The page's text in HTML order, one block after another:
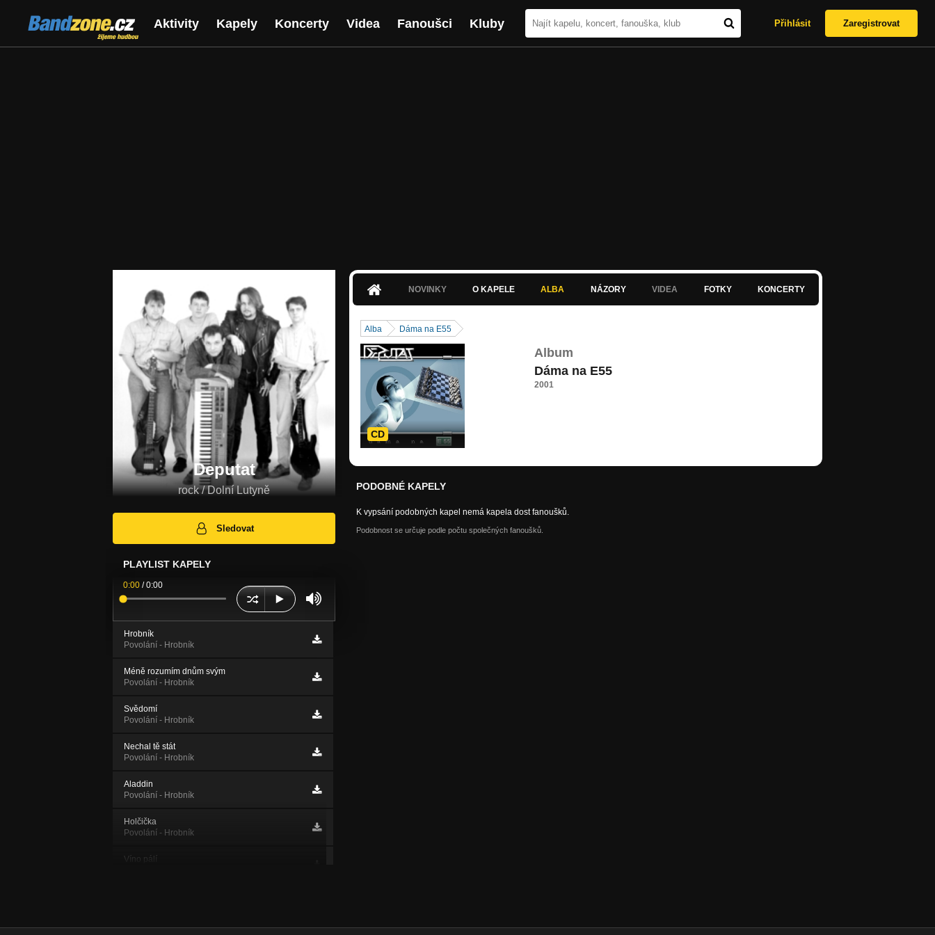
Bandzone.cz
žijeme hudbou
Aktivity Kapely Koncerty Videa Fanoušci Kluby Přihlásit Zaregistrovat
Deputat
rock / Dolní Lutyně
Sledovat
PLAYLIST KAPELY
0:00 /0:00
Hrobník
Povolání - Hrobník
Méně rozumím dnům svým
Povolání - Hrobník
Svědomí
Povolání - Hrobník
Nechal tě stát
Povolání - Hrobník
Aladdin
Povolání - Hrobník
Holčička
Povolání - Hrobník
Víno pálí
NOVINKY O KAPELE ALBA NÁZORY VIDEA FOTKY KONCERTY
Alba Dáma na E55
CD
Album
Dáma na E55
2001
PODOBNÉ KAPELY
K vypsání podobných kapel nemá kapela dost fanoušků.
Podobnost se určuje podle počtu společných fanoušků.